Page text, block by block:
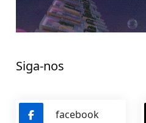
Siga-nos
facebook